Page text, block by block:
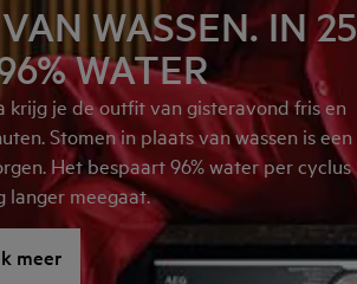
WASSEN. IN 25
WATER
krijg je de outfit van gisteravond fris en
Stomen in plaats van wassen is een
Het bespaart 96% water per cyclus
langer meegaat.
meer